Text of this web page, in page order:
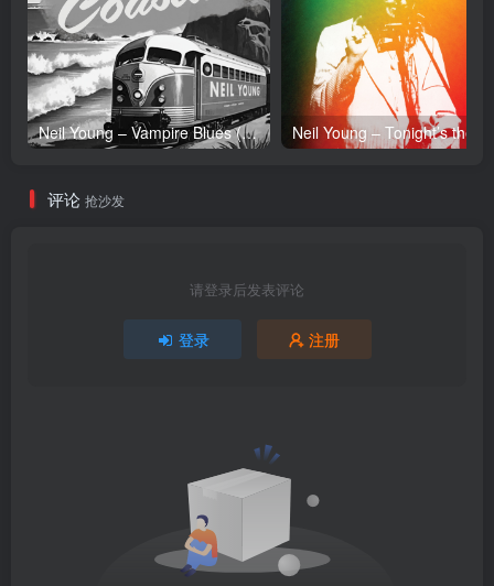
Neil Young – Vampire Blues (Live) – Single(054391239303)【24bit／96.0kHz】土耳其区
评论 抢沙发
请登录后发表评论
登录 注册